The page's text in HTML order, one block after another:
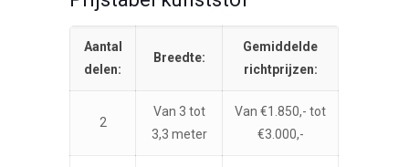
Aantal
delen:
Breedte:
Gemiddelde
richtprijzen:
2
Van 3 tot
3,3 meter
Van €1.850,- tot
€3.000,-